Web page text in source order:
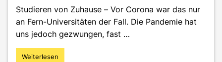
Studieren von Zuhause – Vor Corona war das nur
an Fern-Universitäten der Fall. Die Pandemie hat
uns jedoch gezwungen, fast …
"Online-
Weiterlesen